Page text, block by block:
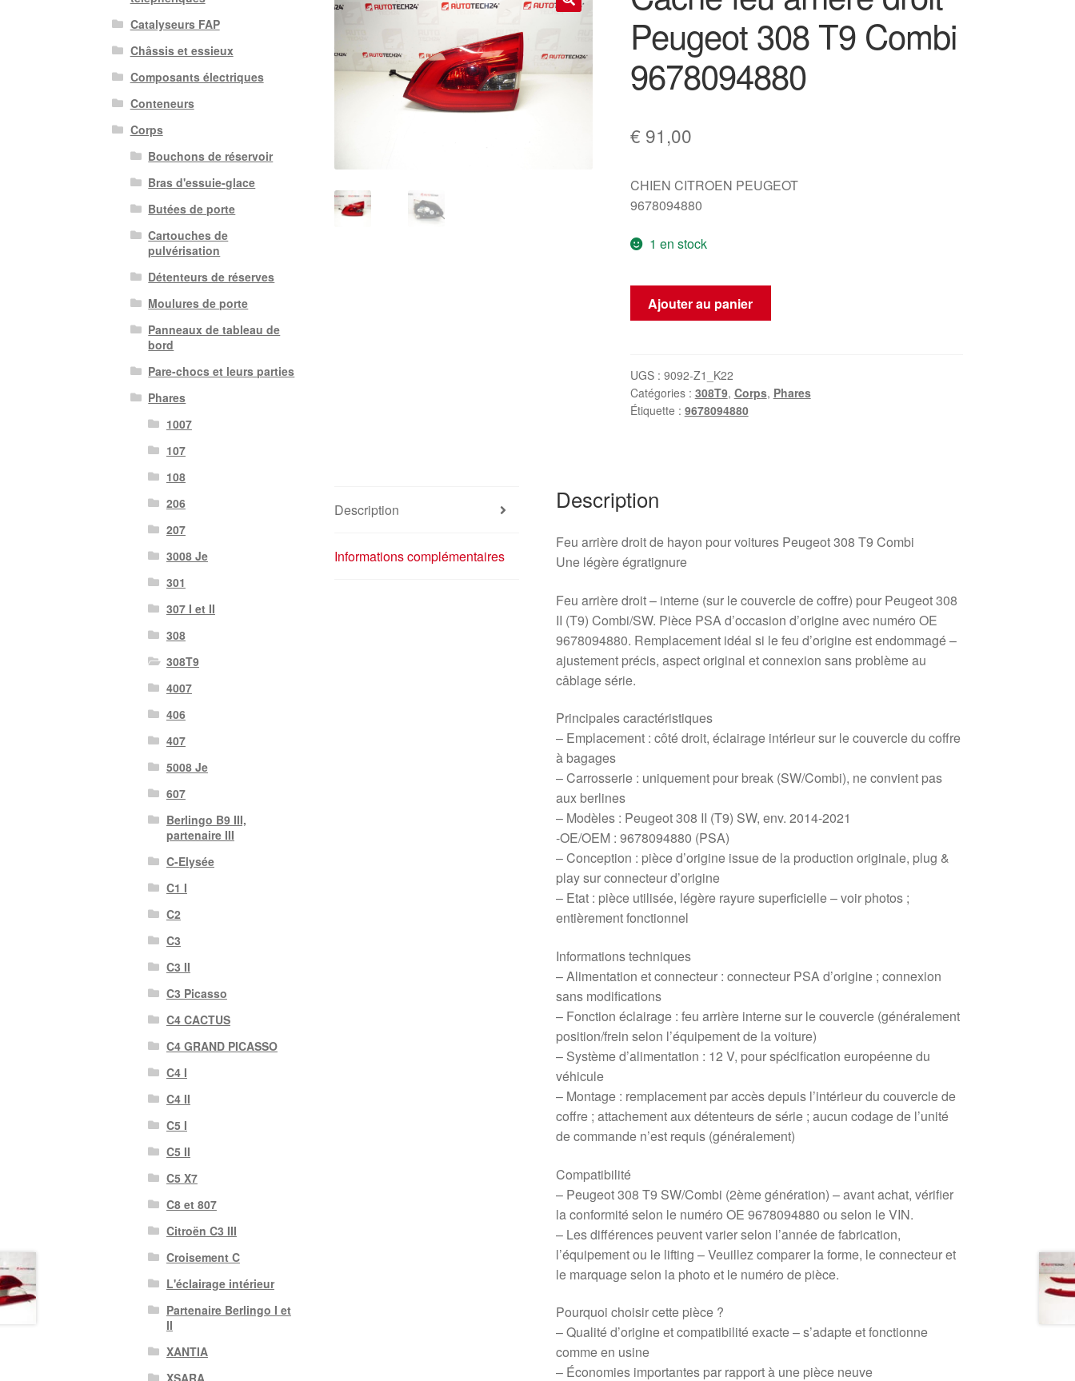
Peugeot 308 T9 Combi
9678094880
€ 91,00
CHIEN CITROEN PEUGEOT
9678094880
1 en stock
quantité
arrière
droit
Peugeot
9678094880
Ajouter au panier
UGS : 9092-Z1_K22
Catégories : 308T9, Corps, Phares
Étiquette : 9678094880
Description
Informations complémentaires
Description
Feu arrière droit de hayon pour voitures Peugeot 308 T9 Combi
Une légère égratignure
Feu arrière droit – interne (sur le couvercle de coffre) pour Peugeot 308
II (T9) Combi/SW. Pièce PSA d’occasion d’origine avec numéro OE
9678094880. Remplacement idéal si le feu d’origine est endommagé –
ajustement précis, aspect original et connexion sans problème au
câblage série.
Principales caractéristiques
– Emplacement : côté droit, éclairage intérieur sur le couvercle du coffre
à bagages
– Carrosserie : uniquement pour break (SW/Combi), ne convient pas
aux berlines
– Modèles : Peugeot 308 II (T9) SW, env. 2014-2021
-OE/OEM : 9678094880 (PSA)
– Conception : pièce d’origine issue de la production originale, plug &
play sur connecteur d’origine
– Etat : pièce utilisée, légère rayure superficielle – voir photos ;
entièrement fonctionnel
Informations techniques
– Alimentation et connecteur : connecteur PSA d’origine ; connexion
sans modifications
– Fonction éclairage : feu arrière interne sur le couvercle (généralement
position/frein selon l’équipement de la voiture)
– Système d’alimentation : 12 V, pour spécification européenne du
véhicule
– Montage : remplacement par accès depuis l’intérieur du couvercle de
coffre ; attachement aux détenteurs de série ; aucun codage de l’unité
de commande n’est requis (généralement)
Compatibilité
– Peugeot 308 T9 SW/Combi (2ème génération) – avant achat, vérifier
la conformité selon le numéro OE 9678094880 ou selon le VIN.
– Les différences peuvent varier selon l’année de fabrication,
l’équipement ou le lifting – Veuillez comparer la forme, le connecteur et
le marquage selon la photo et le numéro de pièce.
Pourquoi choisir cette pièce ?
– Qualité d’origine et compatibilité exacte – s’adapte et fonctionne
comme en usine
– Économies importantes par rapport à une pièce neuve
Catalyseurs FAP
Châssis et essieux
Composants électriques
Conteneurs
Corps
Bouchons de réservoir
Bras d'essuie-glace
Butées de porte
Cartouches de
pulvérisation
Détenteurs de réserves
Moulures de porte
Panneaux de tableau de
bord
Pare-chocs et leurs parties
Phares
1007
107
108
206
207
3008 Je
301
307 I et II
308
308T9
4007
406
407
5008 Je
607
Berlingo B9 III,
partenaire III
C-Elysée
C1 I
C2
C3
C3 II
C3 Picasso
C4 CACTUS
C4 GRAND PICASSO
C4 I
C4 II
C5 I
C5 II
C5 X7
C8 et 807
Citroën C3 III
Croisement C
L'éclairage intérieur
Partenaire Berlingo I et
II
XANTIA